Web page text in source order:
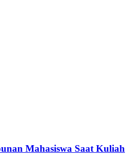
Mahasiswa Saat Kuliah